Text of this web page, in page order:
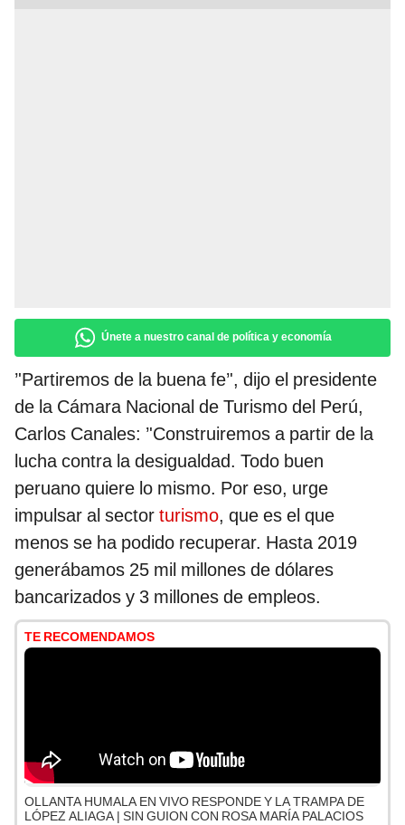
Únete a nuestro canal de política y economía
’'Partiremos de la buena fe’', dijo el presidente
de la Cámara Nacional de Turismo del Perú,
Carlos Canales: ’'Construiremos a partir de la
lucha contra la desigualdad. Todo buen
peruano quiere lo mismo. Por eso, urge
impulsar al sector turismo, que es el que
menos se ha podido recuperar. Hasta 2019
generábamos 25 mil millones de dólares
bancarizados y 3 millones de empleos.
TE RECOMENDAMOS
OLLANTA HUMALA EN VIVO RESPONDE Y LA TRAMPA DE
LÓPEZ ALIAGA | SIN GUION CON ROSA MARÍA PALACIOS